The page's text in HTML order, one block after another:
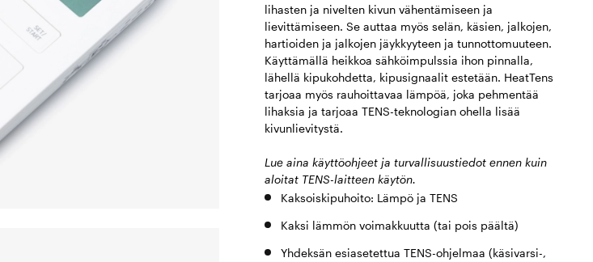
lihasten ja nivelten kivun vähentämiseen ja
lievittämiseen. Se auttaa myös selän, käsien, jalkojen,
hartioiden ja jalkojen jäykkyyteen ja tunnottomuuteen.
Käyttämällä heikkoa sähköimpulssia ihon pinnalla,
lähellä kipukohdetta, kipusignaalit estetään. HeatTens
tarjoaa myös rauhoittavaa lämpöä, joka pehmentää
lihaksia ja tarjoaa TENS-teknologian ohella lisää
kivunlievitystä.
Lue aina käyttöohjeet ja turvallisuustiedot ennen kuin
aloitat TENS-laitteen käytön.
Kaksoiskipuhoito: Lämpö ja TENS
Kaksi lämmön voimakkuutta (tai pois päältä)
Yhdeksän esiasetettua TENS-ohjelmaa (käsivarsi-,